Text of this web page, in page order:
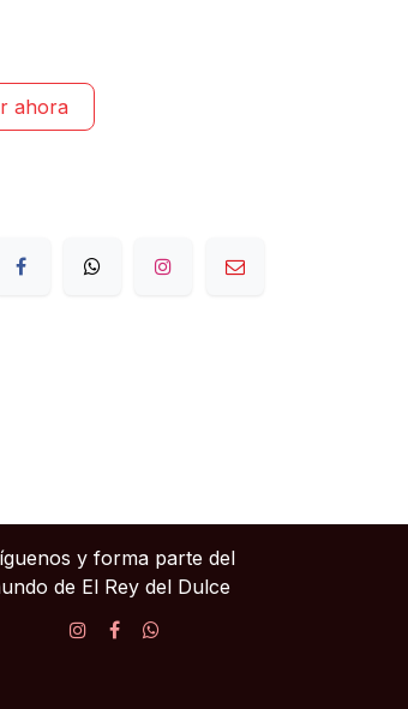
ahora
y forma parte del
de El Rey del Dulce